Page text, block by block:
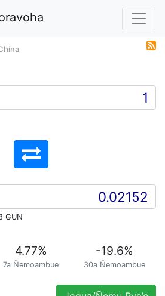
GUN
4.77%
7a Ñemoambue
-19.6%
30a Ñemoambue